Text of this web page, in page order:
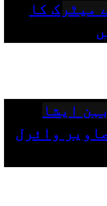
میٹرک کا
ایشا
وائرل